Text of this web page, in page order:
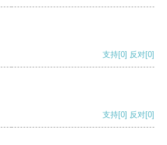
支持[0] 反对[0]
支持[0] 反对[0]